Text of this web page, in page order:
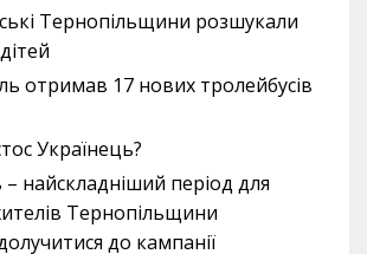
Тернопільщини розшукали
отримав 17 нових тролейбусів
Українець?
найскладніший період для
Тернопільщини
до кампанії